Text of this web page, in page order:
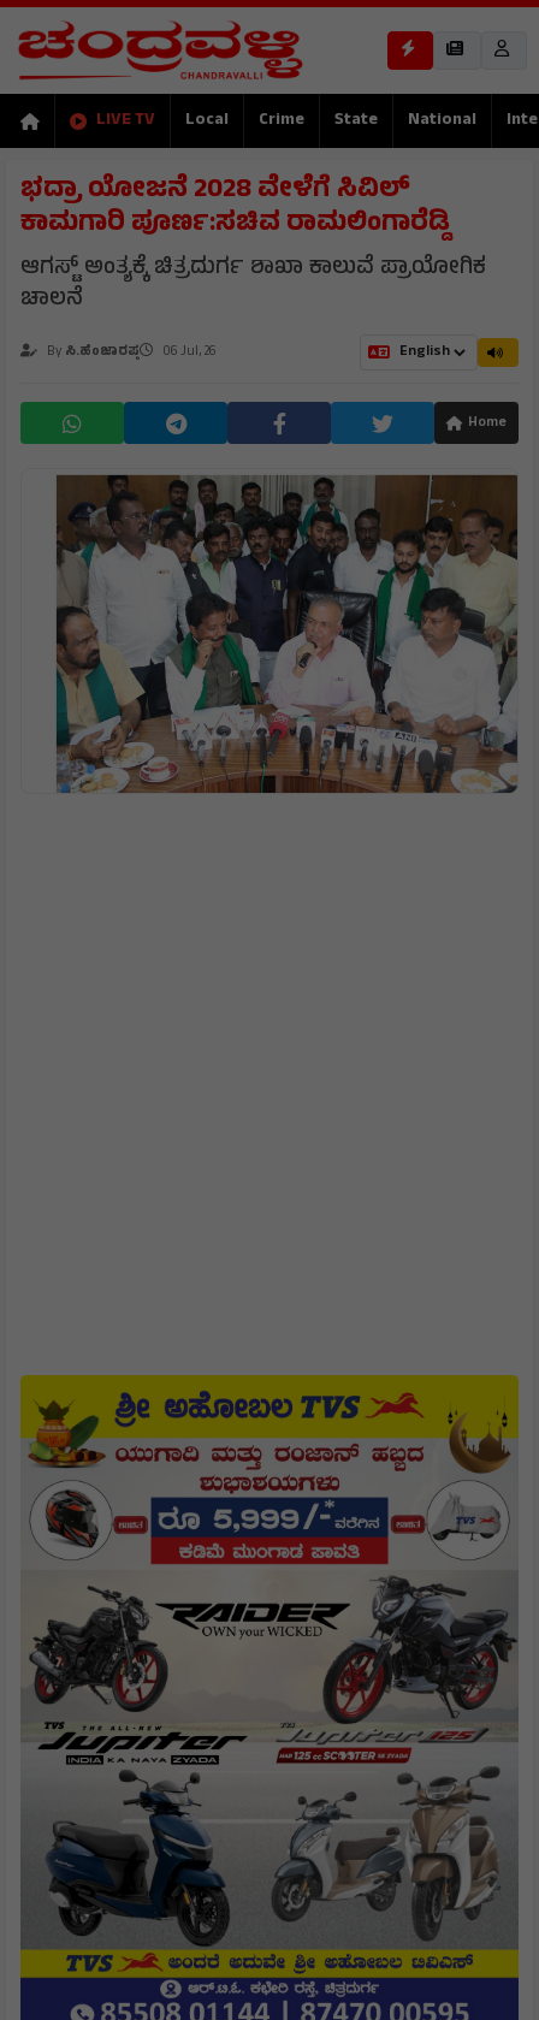
LIVE TV Local Crime State National
ಭದ್ರಾ ಯೋಜನೆ 2028 ವೇಳೆಗೆ ಸಿವಿಲ್
ಕಾಮಗಾರಿ ಪೂರ್ಣ:ಸಚಿವ ರಾಮಲಿಂಗಾರೆಡ್ಡಿ
ಆಗಸ್ಟ್ ಅಂತ್ಯಕ್ಕೆ ಚಿತ್ರದುರ್ಗ ಶಾಖಾ ಕಾಲುವೆ ಪ್ರಾಯೋಗಿಕ
ಚಾಲನೆ
By ಸಿ.ಹೆಂಜಾರಪ್ಪ 06 Jul, 26
Home